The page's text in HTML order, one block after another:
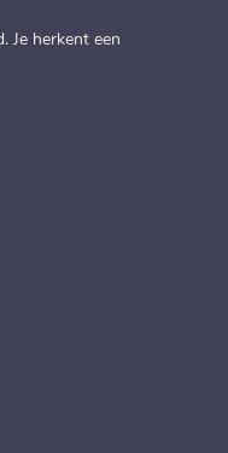
Je herkent een